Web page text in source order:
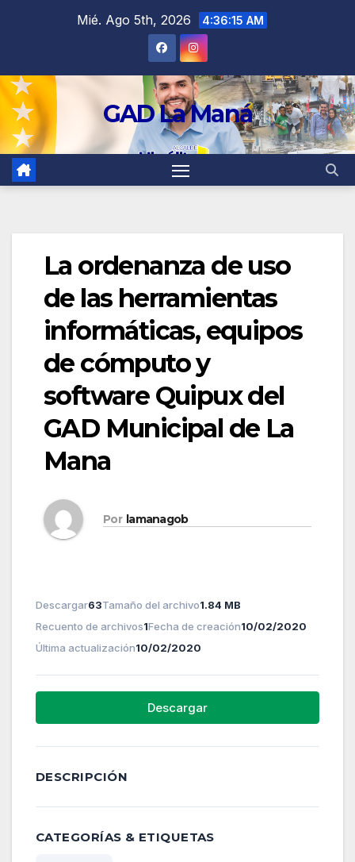
Mié. Ago 5th, 2026 4:36:16 AM
GAD La Maná
La ordenanza de uso
de las herramientas
informáticas, equipos
de cómputo y
software Quipux del
GAD Municipal de La
Mana
Por lamanagob
Descargar63Tamaño del archivo1.84 MB
Recuento de archivos1Fecha de creación10/02/2020
Última actualización10/02/2020
Descargar
DESCRIPCIÓN
CATEGORÍAS & ETIQUETAS